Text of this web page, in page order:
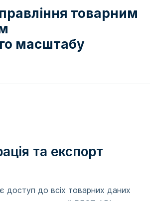
товарним
масштабу
та експорт
доступ до всіх товарних даних